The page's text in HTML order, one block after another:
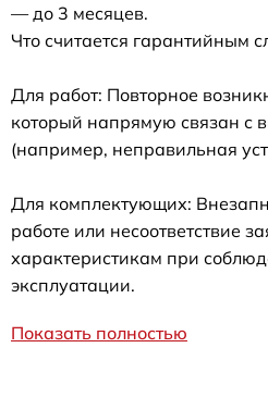
— до 3 месяцев.
Что считается гарантийным
Для работ: Повторное
который напрямую связан с
(например, неправильная
Для комплектующих:
работе или несоответствие
характеристикам при
эксплуатации.
Показать полностью